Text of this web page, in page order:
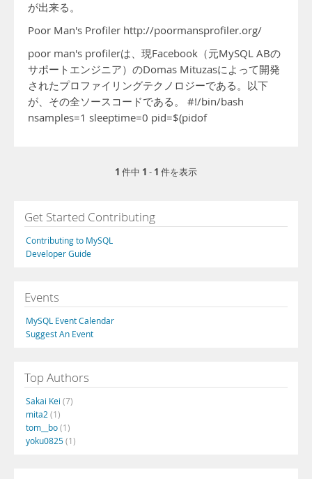
が出来る。
Poor Man's Profiler http://poormansprofiler.org/
poor man's profilerは、現Facebook（元MySQL ABの
サポートエンジニア）のDomas Mituzasによって開発
されたプロファイリングテクノロジーである。以下
が、その全ソースコードである。 #!/bin/bash
nsamples=1 sleeptime=0 pid=$(pidof
1 件中 1 - 1 件を表示
Get Started Contributing
Contributing to MySQL
Developer Guide
Events
MySQL Event Calendar
Suggest An Event
Top Authors
Sakai Kei (7)
mita2 (1)
tom__bo(1)
yoku0825(1)